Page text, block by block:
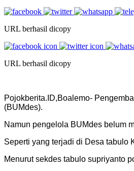
URL berhasil dicopy
URL berhasil dicopy
Pojokberita.ID,Boalemo-
(BUMdes).
Namun pengelola BUMdes belum
Seperti yang terjadi di Desa tabulo
Menurut sekdes tabulo supriyanto